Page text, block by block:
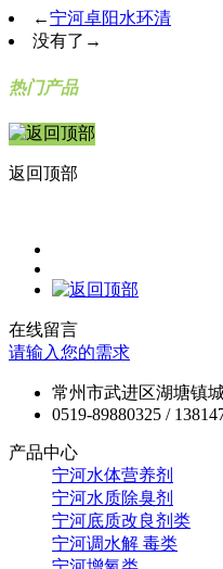
←宁河卓阳水环清
没有了 →
热门产品
返回顶部
在线留言
请输入您的需求
常州市武进区湖塘镇
0519-89880325 /
产品中心
宁河水体营养剂
宁河水质除臭剂
宁河底质改良剂类
宁河调水解 毒类